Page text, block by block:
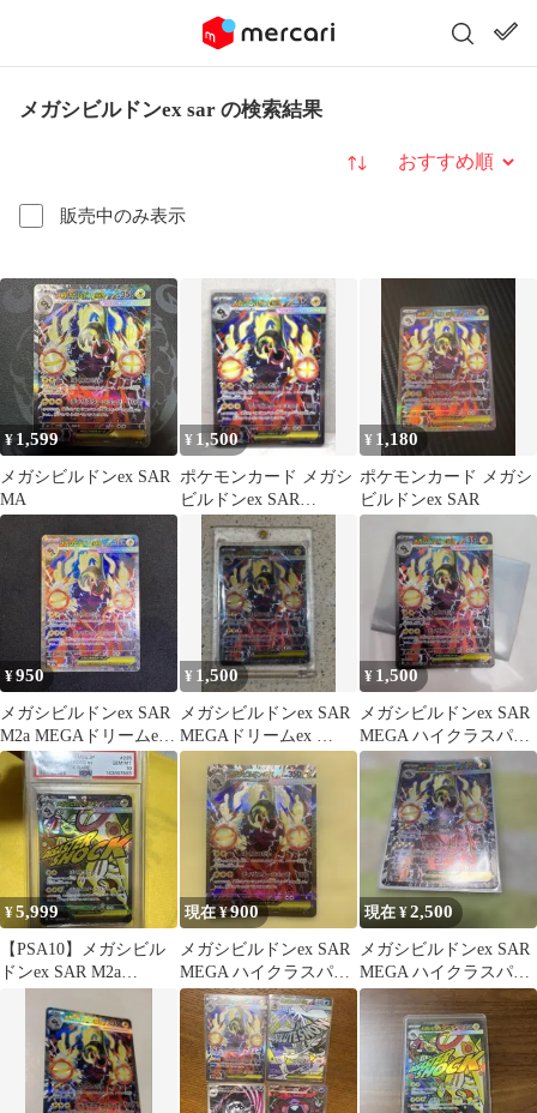
メガシビルドンex sar の検索結果
販売中のみ表示
並び替え
¥ 1,599
メガシビルドンex SAR
MA
¥ 1,500
ポケモンカード メガシ
ビルドンex SAR
235/193
¥ 1,180
ポケモンカード メガシ
ビルドンex SAR
¥950
メガシビルドンex SAR
M2a MEGAドリームex
235/193
¥ 1,500
メガシビルドンex SAR
MEGAドリームex …
¥ 1,500
メガシビルドンex SAR
MEGA ハイクラスパッ
ク MEGAドリームex …
¥5,999
【PSA10】メガシビル
ドンex SAR M2a
現在 ¥900
メガシビルドンex SAR
MEGA ハイクラスパッ
ク MEGAドリームex …
現在 ¥2,500
メガシビルドンex SAR
MEGA ハイクラスパッ
ク MEGAドリームex …